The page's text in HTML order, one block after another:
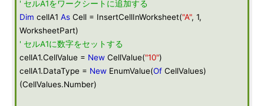
' セルA1をワークシートに追加する
Dim cellA1 As Cell = InsertCellInWorksheet("A", 1,
WorksheetPart)
' セルA1に数字をセットする
cellA1.CellValue = New CellValue("10")
cellA1.DataType = New EnumValue(Of CellValues)
(CellValues.Number)